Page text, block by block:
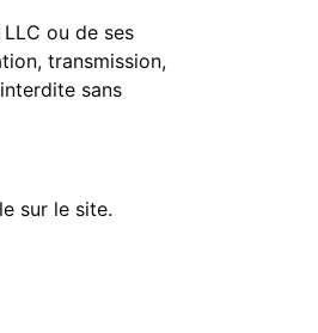
ou de ses
transmission,
sans
sur le site.